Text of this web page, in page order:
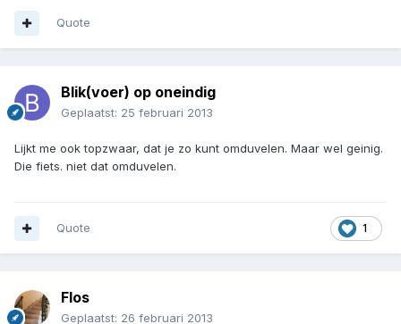
Quote
Blik(voer) op oneindig
Geplaatst: 25 februari 2013
Lijkt me ook topzwaar, dat je zo kunt omduvelen. Maar wel geinig.
Die fiets. niet dat omduvelen.
1
Quote
Flos
Geplaatst: 26 februari 2013